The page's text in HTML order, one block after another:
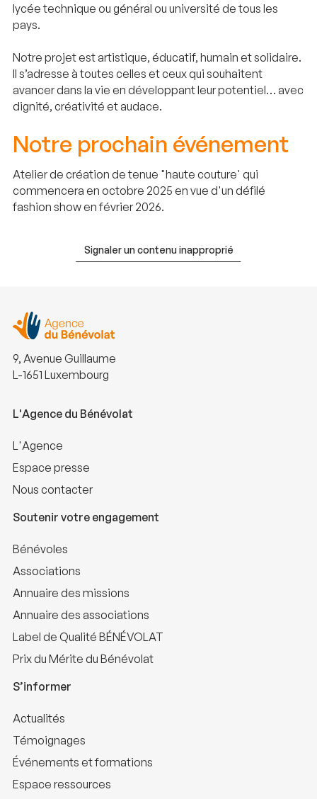
lycée technique ou général ou université de tous les
pays.
Notre projet est artistique, éducatif, humain et solidaire.
Il s’adresse à toutes celles et ceux qui souhaitent
avancer dans la vie en développant leur potentiel… avec
dignité, créativité et audace.
Notre prochain événement
Atelier de création de tenue "haute couture' qui
commencera en octobre 2025 en vue d'un défilé
fashion show en février 2026.
Signaler un contenu inapproprié
9, Avenue Guillaume
L-1651 Luxembourg
L'Agence du Bénévolat
L'Agence
Espace presse
Nous contacter
Soutenir votre engagement
Bénévoles
Associations
Annuaire des missions
Annuaire des associations
Label de Qualité BÉNÉVOLAT
Prix du Mérite du Bénévolat
S’informer
Actualités
Témoignages
Événements et formations
Espace ressources